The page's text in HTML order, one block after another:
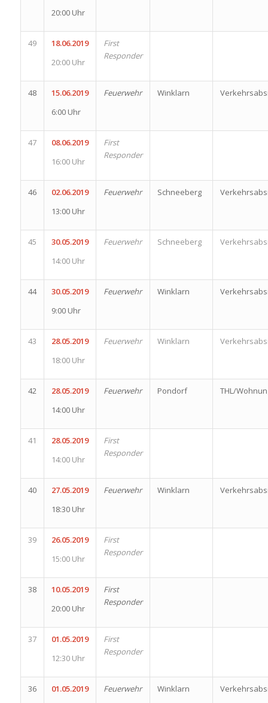
20:00 Uhr
49
18.06.2019
20:00 Uhr
First
Responder
48
15.06.2019
6:00 Uhr
Feuerwehr Winklarn
47
08.06.2019
16:00 Uhr
First
Responder
46
02.06.2019
13:00 Uhr
Feuerwehr Schneeberg
45
30.05.2019
14:00 Uhr
Feuerwehr Schneeberg
44
30.05.2019
9:00 Uhr
Feuerwehr Winklarn
43
28.05.2019
18:00 Uhr
Feuerwehr Winklarn
42
28.05.2019
14:00 Uhr
Feuerwehr Pondorf THL/
41
28.05.2019
14:00 Uhr
First
Responder
40
27.05.2019
18:30 Uhr
Feuerwehr Winklarn
39
26.05.2019
15:00 Uhr
First
Responder
38
10.05.2019
20:00 Uhr
First
Responder
37
01.05.2019
12:30 Uhr
First
Responder
36
01.05.2019
Feuerwehr Winklarn